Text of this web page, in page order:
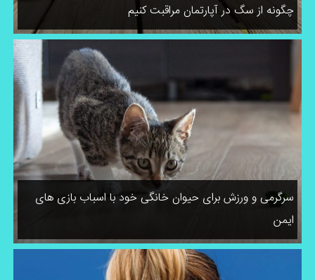
چگونه از سگ در آپارتمان مراقبت کنیم
سرگرمی و ورزش برای حیوان خانگی خود با اسباب بازی های
ایمن